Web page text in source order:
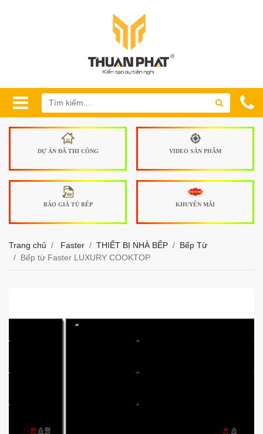
DỰ ÁN ĐÃ THI CÔNG VIDEO SẢN PHẨM
BÁO GIÁ TỦ BẾP KHUYẾN MÃI
Trang chủ Faster THIẾT BỊ NHÀ BẾP
Bếp Từ
Bếp từ Faster LUXURY COOKTOP